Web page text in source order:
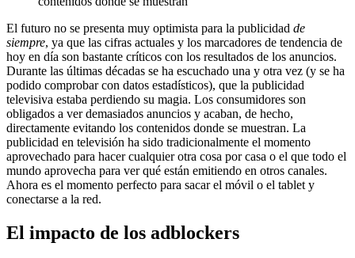
El futuro no se presenta muy optimista para la publicidad de
siempre, ya que las cifras actuales y los marcadores de tendencia de
hoy en día son bastante críticos con los resultados de los anuncios.
Durante las últimas décadas se ha escuchado una y otra vez (y se ha
podido comprobar con datos estadísticos), que la publicidad
televisiva estaba perdiendo su magia. Los consumidores son
obligados a ver demasiados anuncios y acaban, de hecho,
directamente evitando los contenidos donde se muestran. La
publicidad en televisión ha sido tradicionalmente el momento
aprovechado para hacer cualquier otra cosa por casa o el que todo el
mundo aprovecha para ver qué están emitiendo en otros canales.
Ahora es el momento perfecto para sacar el móvil o el tablet y
conectarse a la red.
El impacto de los adblockers